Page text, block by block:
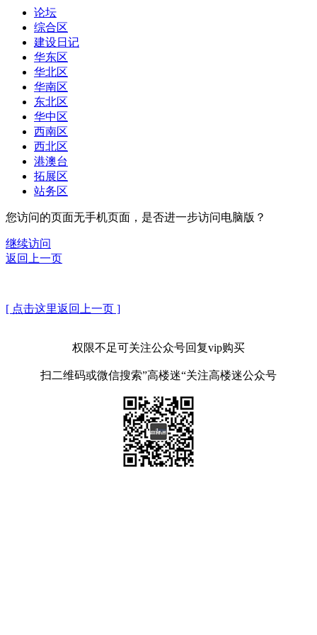
论坛
综合区
建设日记
华东区
华北区
华南区
东北区
华中区
西南区
西北区
港澳台
拓展区
站务区
您访问的页面无手机页面，是否进一步访问电脑版？
继续访问
返回上一页
[ 点击这里返回上一页 ]
权限不足可关注公众号回复vip购买
扫二维码或微信搜索”高楼迷“关注高楼迷公众号